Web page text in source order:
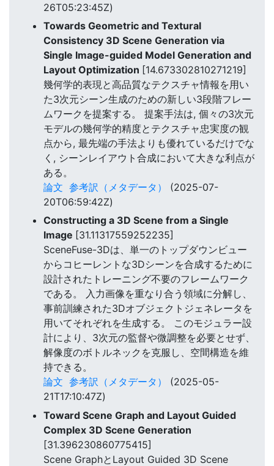
26T05:23:45Z)
Towards Geometric and Textural
Consistency 3D Scene Generation via
Single Image-guided Model Generation and
Layout Optimization [14.673302810271219]
幾何学的表現と高品質なテクスチャ情報を用い
た3次元シーン生成のための新しい3段階フレー
ムワークを提案する。 提案手法は, 個々の3次元
モデルの幾何学的精度とテクスチャ忠実度の観
点から, 最先端の手法よりも優れているだけでな
く, シーンレイアウト合成において大きな利点が
ある。
論文 参考訳（メタデータ）
(2025-07-
20T06:59:42Z)
Constructing a 3D Scene from a Single
Image [31.11317559252235]
SceneFuse-3Dは、単一のトップダウンビュー
からコヒーレントな3Dシーンを合成するために
設計されたトレーニング不要のフレームワーク
である。 入力画像を重なり合う領域に分解し、
事前訓練された3Dオブジェクトジェネレータを
用いてそれぞれを生成する。 このモジュラー設
計により、3次元の監督や微調整を必要とせず、
解像度のボトルネックを克服し、空間構造を維
持できる。
論文 参考訳（メタデータ）
(2025-05-
21T17:10:47Z)
Toward Scene Graph and Layout Guided
Complex 3D Scene Generation
[31.396230860775415]
Scene GraphとLayout Guided 3D Scene